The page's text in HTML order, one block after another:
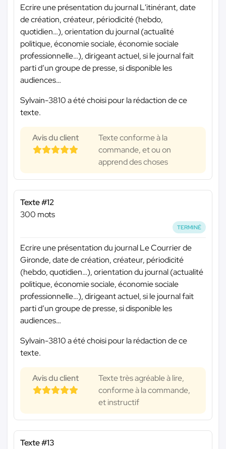
Ecrire une présentation du journal L'itinérant, date
de création, créateur, périodicité (hebdo,
quotidien…), orientation du journal (actualité
politique, économie sociale, économie sociale
professionnelle…), dirigeant actuel, si le journal fait
parti d’un groupe de presse, si disponible les
audiences…
Sylvain-3810 a été choisi pour la rédaction de ce
texte.
Avis du client
Texte conforme à la
commande, et ou on
apprend des choses
Texte #12
300 mots
TERMINÉ
Ecrire une présentation du journal Le Courrier de
Gironde, date de création, créateur, périodicité
(hebdo, quotidien…), orientation du journal (actualité
politique, économie sociale, économie sociale
professionnelle…), dirigeant actuel, si le journal fait
parti d’un groupe de presse, si disponible les
audiences…
Sylvain-3810 a été choisi pour la rédaction de ce
texte.
Avis du client
Texte très agréable à lire,
conforme à la commande,
et instructif
Texte #13